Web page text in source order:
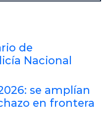
de
Nacional
se amplían
en frontera